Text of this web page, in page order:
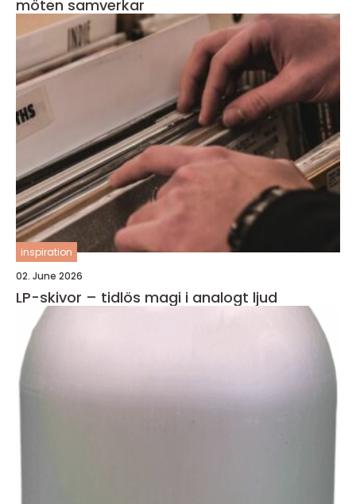
möten samverkar
inspiration
02. June 2026
LP-skivor – tidlös magi i analogt ljud